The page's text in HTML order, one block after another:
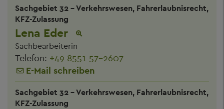
Sachgebiet 32 - Verkehrswesen, Fahrerlaubnisrecht,
KFZ-Zulassung
Lena Eder
Sachbearbeiterin
Telefon: +49 8551 57-2607
E-Mail schreiben
Sachgebiet 32 - Verkehrswesen, Fahrerlaubnisrecht,
KFZ-Zulassung